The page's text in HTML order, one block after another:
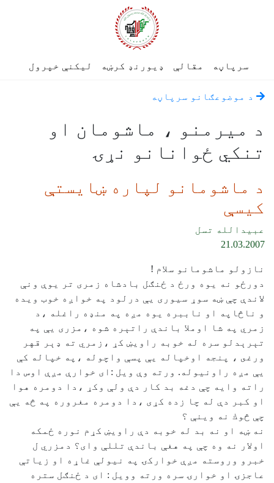
سرپاڼه مقالې ډیورنډ کرښه لیکنې خپرول
د موضوعګانو سرپاڼه
د میرمنو ، ماشومان او
تنکي ځوانانو نړۍ
د ماشومانو لپاره ښايستې
کيسې
عبيدالله تسل
21.03.2007
نازولو ماشومانو سلام !
دورځو نه يوه ورځ د ځنګل بادشاه زمرى تر يوې ونې
لاندې چې ښه سوړ سيورى يې درلود په خواږه خوب ويده
و ناڅاپه او ناببره يوه مږه په منډه راغله ،د
زمري په شا اوملا باندې راتېره شوه ،مزرى يې په
تېرېدلو سره له خوبه راويښ كړ ،زمري ته ډېر قهر
ورغى ، پنجه اوخپاله يې پسې واچوله ،په خپاله كې
يې مږه راونيوله. ورته وې ويل :اى خوارې مږې اوس دا
راته وايه چې دغه بد كار دې ولې وكړ ،دا دومره هوا
او كبر دې له چا زده كړى ،دا دومره مغروره په څه يې
چې څوك نه وينې ؟
نه ښه او نه بد له خوبه دې راويښ كړم نوره ځمكه
اولار نه وه چې په هغې باندې تللې واى؟ دمزري ل
خبرو وروسته مږې خواركۍ په نيولې غاړه او زياتې
عاجزۍ او خوارۍ سره ورته وويل : اى د ځنګل ستره